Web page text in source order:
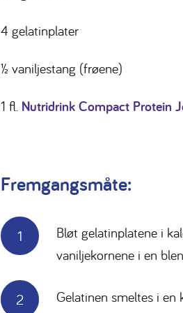
4 gelatinplater
½ vaniljestang (frøene)
1 fl. Nutridrink Compact Protein
Fremgangsmåte:
Bløt gelatinplatene i
vaniljekornene i en
Gelatinen smeltes i